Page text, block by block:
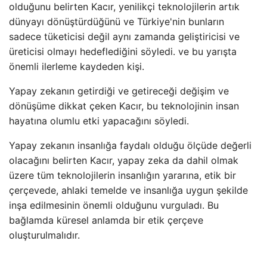
olduğunu belirten Kacır, yenilikçi teknolojilerin artık
dünyayı dönüştürdüğünü ve Türkiye'nin bunların
sadece tüketicisi değil aynı zamanda geliştiricisi ve
üreticisi olmayı hedeflediğini söyledi. ve bu yarışta
önemli ilerleme kaydeden kişi.
Yapay zekanın getirdiği ve getireceği değişim ve
dönüşüme dikkat çeken Kacır, bu teknolojinin insan
hayatına olumlu etki yapacağını söyledi.
Yapay zekanın insanlığa faydalı olduğu ölçüde değerli
olacağını belirten Kacır, yapay zeka da dahil olmak
üzere tüm teknolojilerin insanlığın yararına, etik bir
çerçevede, ahlaki temelde ve insanlığa uygun şekilde
inşa edilmesinin önemli olduğunu vurguladı. Bu
bağlamda küresel anlamda bir etik çerçeve
oluşturulmalıdır.